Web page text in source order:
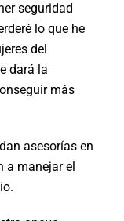
seguridad
lo que he
del
dará la
más
asesorías en
a manejar el